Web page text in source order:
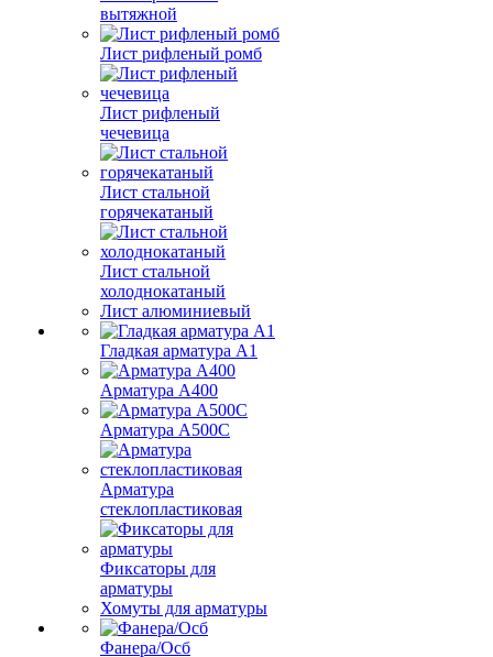
вытяжной
Лист рифленый ромб
Лист рифленый
чечевица
Лист стальной
горячекатаный
Лист стальной
холоднокатаный
Лист алюминиевый
Гладкая арматура А1
Арматура А400
Арматура A500C
Арматура
стеклопластиковая
Фиксаторы для
арматуры
Хомуты для арматуры
Фанера/Осб